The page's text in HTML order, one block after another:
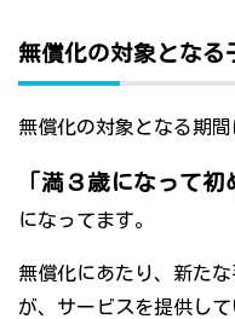
無償化の対象となる
無償化の対象となる期間
「満３歳になって
になってます。
無償化にあたり、新た
が、サービスを提供し